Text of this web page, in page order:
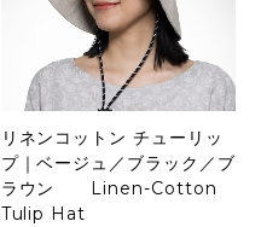
リネンコットン チューリッ
プ｜ベージュ／ブラック／ブ
ラウン Linen-Cotton
Tulip Hat